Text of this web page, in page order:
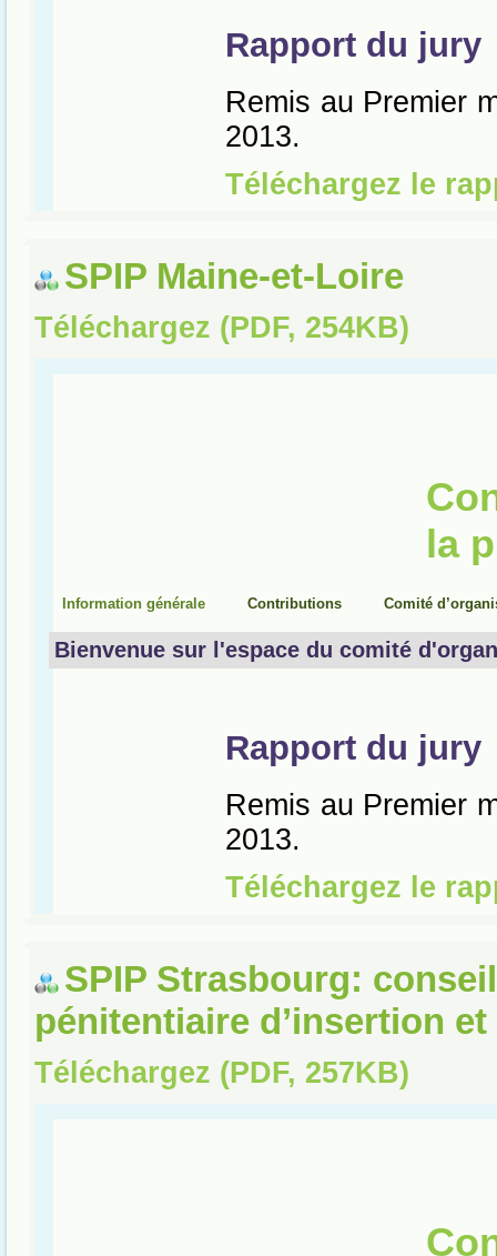
SPIP Maine-et-Loire
Téléchargez (PDF, 254KB)
SPIP Strasbourg:
pénitentiaire d’insertion
Téléchargez (PDF, 257KB)